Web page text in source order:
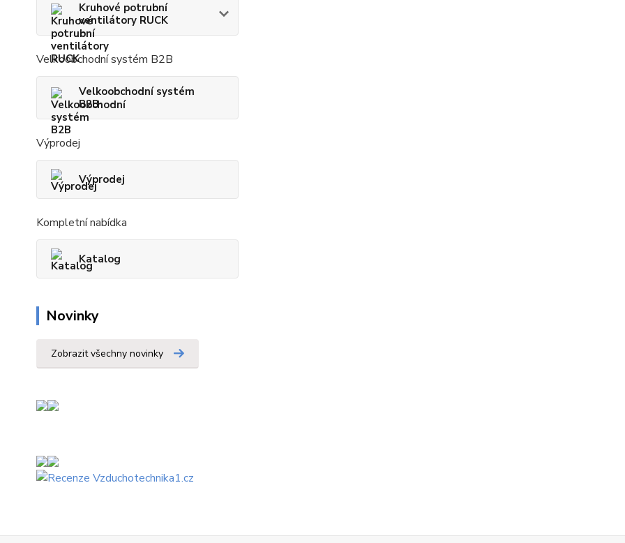
Kruhové potrubní
ventilátory RUCK
Velkoobchodní systém B2B
Velkoobchodní systém
B2B
Výprodej
Výprodej
Kompletní nabídka
Katalog
Novinky
Zobrazit všechny novinky